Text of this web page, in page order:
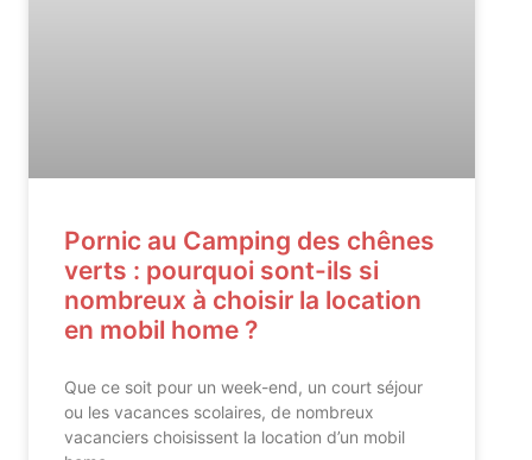
Pornic au Camping des chênes
verts : pourquoi sont-ils si
nombreux à choisir la location
en mobil home ?
Que ce soit pour un week-end, un court séjour
ou les vacances scolaires, de nombreux
vacanciers choisissent la location d’un mobil